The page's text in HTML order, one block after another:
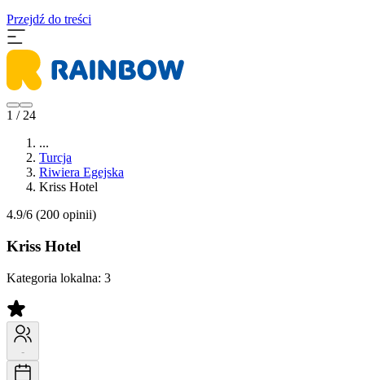
Przejdź do treści
1 / 24
...
Turcja
Riwiera Egejska
Kriss Hotel
4.9/6 (200 opinii)
Kriss Hotel
Kategoria lokalna: 3
-